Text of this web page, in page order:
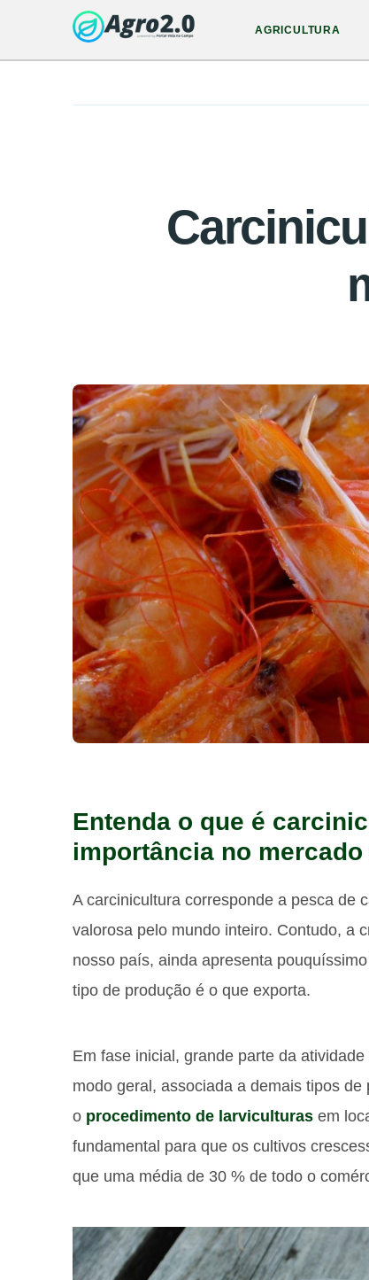
AGRICULTURA
Entenda o que é
importância no
A carcinicultura corresponde a pesca de
valorosa pelo mundo inteiro. Contudo, a
nosso país, ainda apresenta
tipo de produção é o que exporta.
Em fase inicial, grande parte da atividade
modo geral, associada a demais tipos
o procedimento de larviculturas em
fundamental para que os cultivos
que uma média de 30 % de todo o